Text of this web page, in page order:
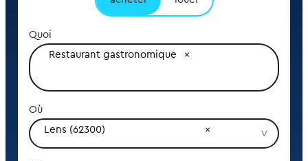
Quoi
Restaurant gastronomique
Où
Lens (62300)